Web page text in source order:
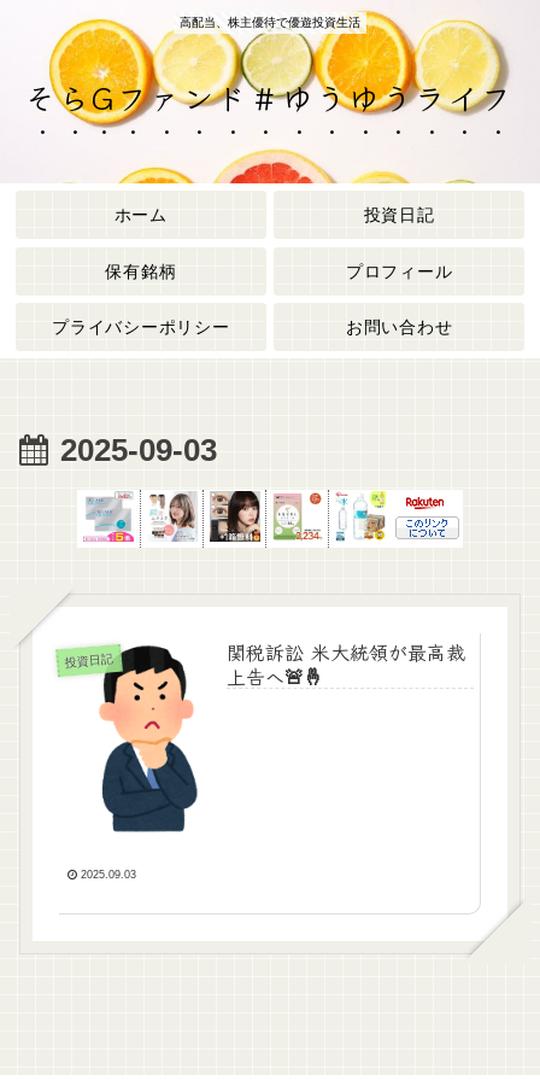
高配当、株主優待で優遊投資生活
そらGファンド＃ゆうゆうライフ
ホーム 投資日記
保有銘柄 プロフィール
プライバシーポリシー お問い合わせ
2025-09-03
投資日記
関税訴訟 米大統領が最高裁
上告へ🚨🤞
2025.09.03